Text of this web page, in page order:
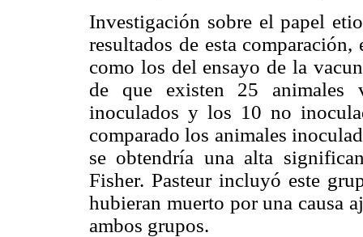
Investigación sobre el papel
resultados de esta
como los del ensayo de la
de que existen 25 animales
inoculados y los 10 no
comparado los animales
se obtendría una alta
Fisher. Pasteur incluyó este
hubieran muerto por una causa
ambos grupos.